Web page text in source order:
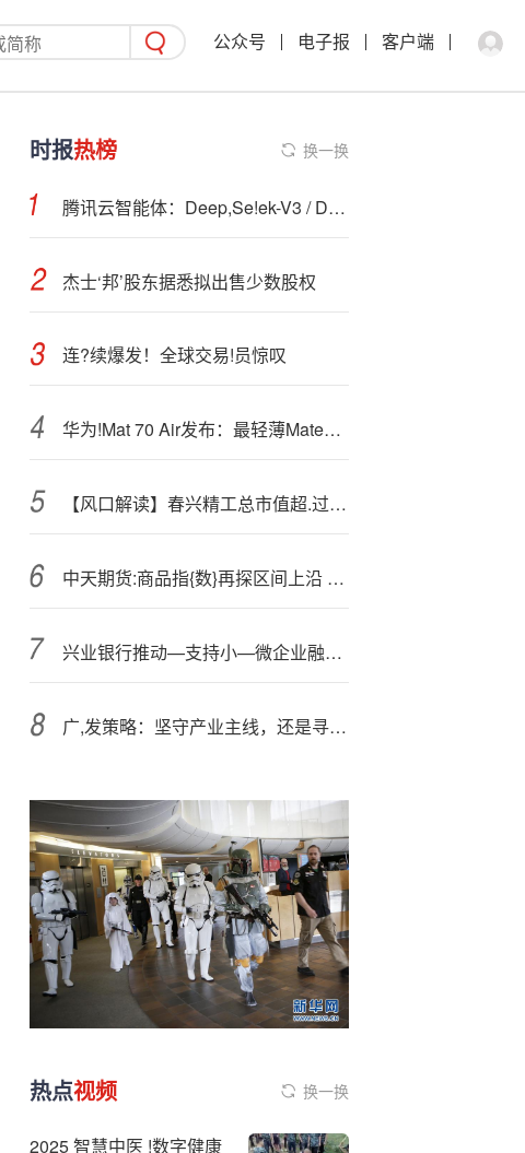
公众号 电子报 客户端
时报热榜 换一换
腾讯云智能体：Deep,Se!ek-V3 / DeepSeek-R1 模型将于 11 月 24 日下线
杰士‘邦’股东据悉拟出售少数股权
连?续爆发！全球交易!员惊叹
华为!Mat70 Air发布：最轻薄Mate，麒麟双芯+6500mAh续航
【风口解读】春兴精工总市值超.过;76亿元，9月2日以来上涨47.49%
中天期货:商品指{数}再探区间上沿 棕榈继续反弹
兴业银行推动—支持小—微企业融资协调工作机制落地见效 累计为7.8万户小微企业发放贷款超4800亿元
广,发策略：坚守产业主线，还是寻求低位轮动？
热点视频 换一换
2025 智慧中医 !数字健康